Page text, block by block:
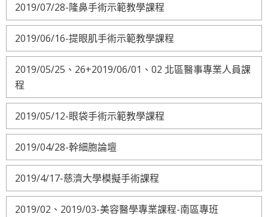
2019/07/28-隆鼻手術示範教學課程
2019/06/16-提眼肌手術示範教學課程
2019/05/25、26+2019/06/01、02 北區醫事專業人員課
程
2019/05/12-眼袋手術示範教學課程
2019/04/28-幹細胞論壇
2019/4/17-慈濟大學模擬手術課程
2019/02、2019/03-美容醫學專業課程-南區專班